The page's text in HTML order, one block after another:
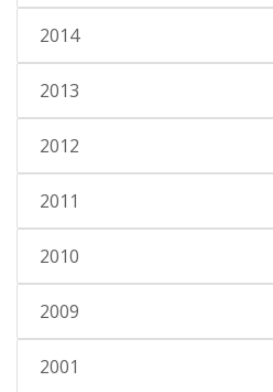
2014
2013
2012
2011
2010
2009
2001